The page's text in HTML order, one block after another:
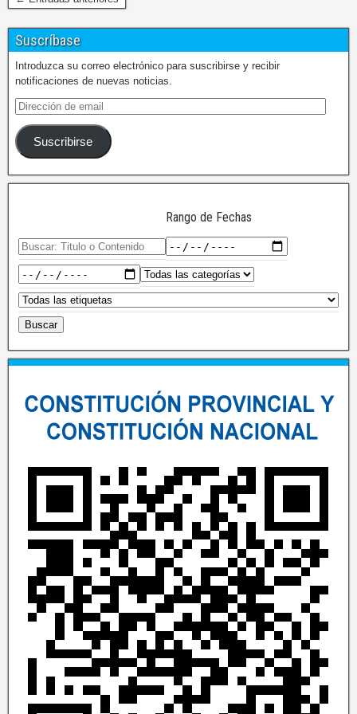
Suscríbase
Introduzca su correo electrónico para suscribirse y recibir
notificaciones de nuevas noticias.
Suscribirse
Rango de Fechas